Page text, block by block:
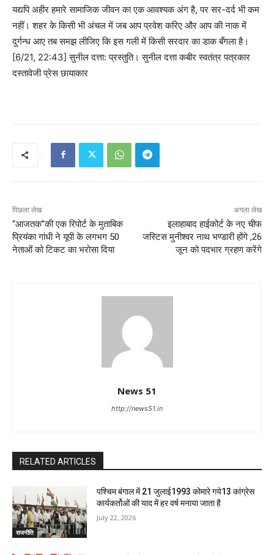
यद्यपि अहीर हमारे सामाजिक जीवन का एक आवश्यक अंग है, पर सर-दर्द भी कम
नहीं। शहर के किसी भी अंचल में जब आप प्रवेश करिए और आप की नाक में
दुर्गन्ध आए तब समझ लीजिए कि इस गली में किसी सरदार का डाक बँगला है।
[6/21, 22:43] सुनील दत्ता: प्रस्तुति। सुनील दत्ता कबीर स्वतंत्र पत्रकार
दस्तावेजी प्रेस छायाकार
पिछला लेख
“आजतक”की एक रिपोर्ट के मुताबिक
प्रियंका गांधी ने यूपी के लगभग 50
नेताओं को टिकट का भरोसा दिया
अगला लेख
इलाहाबाद हाईकोर्ट के नए चीफ
जस्टिस मुनीश्वर नाथ भण्डारी होंगे ,26
जून को पदभार ग्रहण करेंगे
News 51
http://news51.in
RELATED ARTICLES
राजनीति
पश्चिम बंगाल में 21 जुलाई1993 कोमारे गये13 कांग्रेस
कार्यकर्तोओं की याद में हर वर्ष मनाया जाता है
July 22, 2026